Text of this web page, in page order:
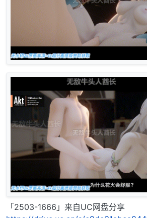
「2503-1666」来自UC网盘分享